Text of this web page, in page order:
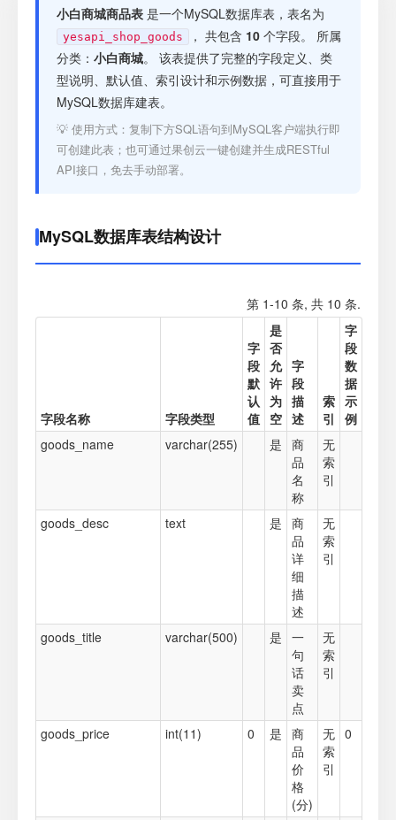
接口测试
小白商城商品表 是一个MySQL数据库表，表名为
yesapi_shop_goods ， 共包含 10 个字段。 所属
分类： 小白商城。 该表提供了完整的字段定义、类
型说明、默认值、索引设计和示例数据，可直接用于
MySQL数据库建表。
💡 使用方式：复制下方SQL语句到MySQL客户端执行即
可创建此表；也可通过果创云一键创建并生成RESTful
API接口，免去手动部署。
MySQL数据库表结构设计
第 1-10 条, 共 10 条.
字段名称 字段类型
字
段
默
认
值
是
否
允
许
为
空
字
段
描
述
索
引
字
段
数
据
示
例
goods_name
varchar(255) 是 商
品
名
称
无
索
引
goods_desc text 是 商
品
详
细
描
述
无
索
引
goods_title varchar(500) 是 一
句
话
卖
点
无
索
引
goods_price int(11) 0 是 商
品
价
格
(分)
无
索
引
0